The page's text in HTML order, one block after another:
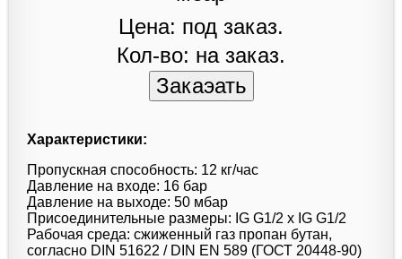
Цена: под заказ.
Кол-во: на заказ.
Характеристики:
Пропускная способность: 12 кг/час
Давление на входе: 16 бар
Давление на выходе: 50 мбар
Присоединительные размеры: IG G1/2 x IG G1/2
Рабочая среда: сжиженный газ пропан бутан,
согласно DIN 51622 / DIN EN 589 (ГОСТ 20448-90)